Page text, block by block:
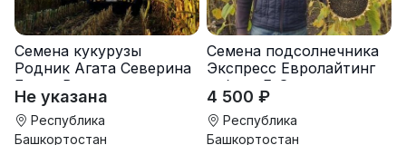
Семена кукурузы
Родник Агата Северина
Берта Вилора
Прохладненский Дарина
Росс Машук Катерина
Не указана
Республика
Башкортостан
Семена подсолнечника
Экспресс Евролайтинг
гибрид F-G+
4 500 ₽
Республика
Башкортостан